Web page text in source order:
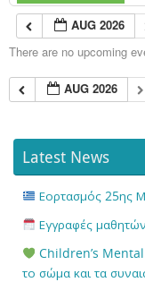
AUG 2026
There are no upcoming
AUG 2026
Latest News
Εορτασμός 25ης
Εγγραφές
Children’s
το σώμα και τα